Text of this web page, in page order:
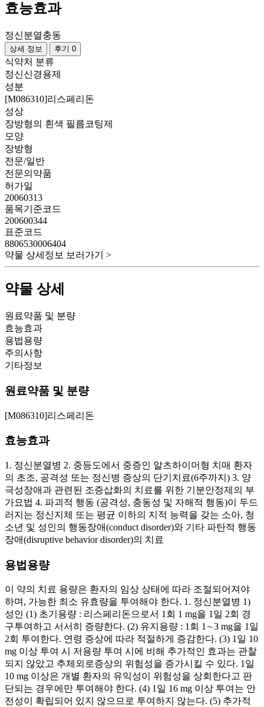
효능효과
정신분열충동
상세 정보 후기 0
식약처 분류
정신신경용제
성분
[M086310]리스페리돈
성상
장방형의 흰색 필름코팅제
모양
장방형
전문/일반
전문의약품
허가일
20060313
품목기준코드
200600344
표준코드
8806530006404
약물 상세정보 보러가기 >
약물 상세
원료약품 및 분량
효능효과
용법용량
주의사항
기타정보
원료약품 및 분량
[M086310]리스페리돈
효능효과
1. 정신분열병 2. 중등도에서 중증인 알츠하이머형 치매 환자
의 초조, 공격성 또는 정신병 증상의 단기치료(6주까지) 3. 양
극성장애과 관련된 조증삽화의 치료를 위한 기분안정제의 부
가요법 4. 파괴적 행동 (공격성, 충동성 및 자해적 행동)이 두드
러지는 정신지체 또는 평균 이하의 지적 능력을 갖는 소아, 청
소년 및 성인의 행동장애(conduct disorder)와 기타 파탄적 행동
장애(disruptive behavior disorder)의 치료
용법용량
이 약의 치료 용량은 환자의 임상 상태에 따라 조절되어져야
하며, 가능한 최소 유효량을 투여해야 한다. 1. 정신분열병 1)
성인 (1) 초기용량 : 리스페리돈으로서 1회 1 mg을 1일 2회 경
구투여하고 서서히 증량한다. (2) 유지용량 : 1회 1∼3 mg을 1일
2회 투여한다. 연령 증상에 따라 적절하게 증감한다. (3) 1일 10
mg 이상 투여 시 저용량 투여 시에 비해 추가적인 효과는 관찰
되지 않았고 추체외로증상의 위험성을 증가시킬 수 있다. 1일
10 mg 이상은 개별 환자의 유익성이 위험성을 상회한다고 판
단되는 경우에만 투여해야 한다. (4) 1일 16 mg 이상 투여는 안
전성이 확립되어 있지 않으므로 투여하지 않는다. (5) 추가적